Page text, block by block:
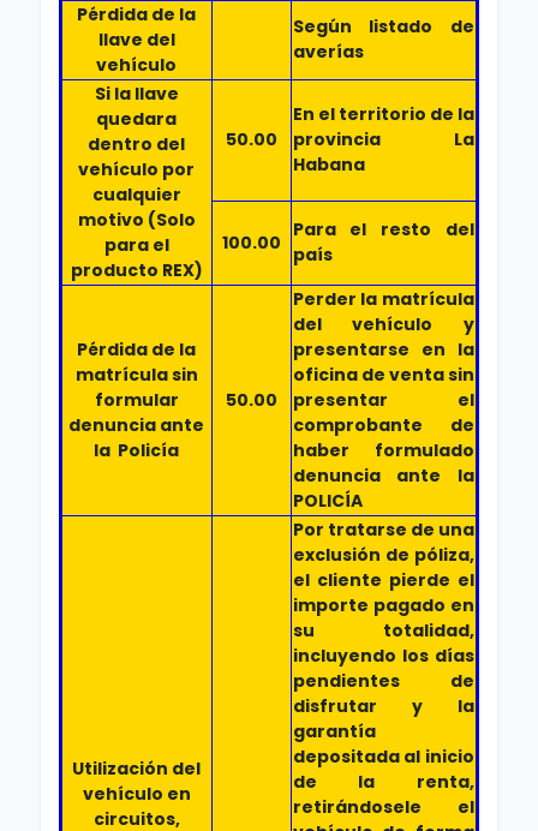
Pérdida de la
llave del
vehículo
Según listado de
averías
Si la llave
quedara
dentro del
vehículo por
cualquier
motivo (Solo
para el
producto REX)
50.00
En el territorio de la
provincia La
Habana
100.00
Para el resto del
país
Pérdida de la
matrícula sin
formular
denuncia ante
la Policía
50.00
Perder la matrícula
del vehículo y
presentarse en la
oficina de venta sin
presentar el
comprobante de
haber formulado
denuncia ante la
POLICÍA
Utilización del
vehículo en
circuitos,
Por tratarse de una
exclusión de póliza,
el cliente pierde el
importe pagado en
su totalidad,
incluyendo los días
pendientes de
disfrutar y la
garantía
depositada al inicio
de la renta,
retirándosele el